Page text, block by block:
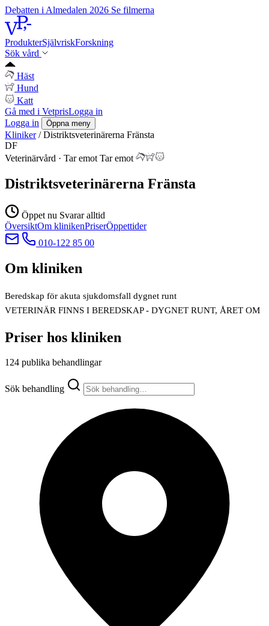
Debatten i Almedalen 2026 Se filmerna
ProdukterSjälvriskForskning
Sök vård
Häst
Hund
Katt
Gå med i VetprisLogga in
Logga in
Öppna meny
Kliniker / Distriktsveterinärerna Fränsta
DF
Veterinärvård · Tar emot Tar emot
Distriktsveterinärerna Fränsta
Öppet nu Svarar alltid
ÖversiktOm klinikenPriserÖppettider
010-122 85 00
Om kliniken
Beredskap för akuta sjukdomsfall dygnet runt
VETERINÄR FINNS I BEREDSKAP - DYGNET RUNT, ÅRET OM
Priser hos kliniken
124 publika behandlingar
Sök behandling